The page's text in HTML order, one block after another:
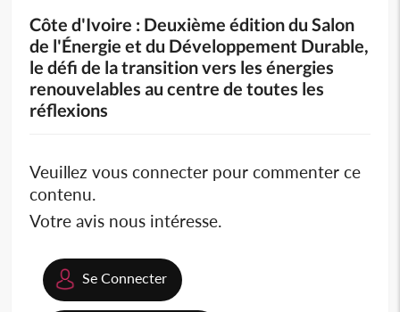
Côte d'Ivoire : Deuxième édition du Salon
de l'Énergie et du Développement Durable,
le défi de la transition vers les énergies
renouvelables au centre de toutes les
réflexions
Veuillez vous connecter pour commenter ce
contenu.
Votre avis nous intéresse.
Se Connecter